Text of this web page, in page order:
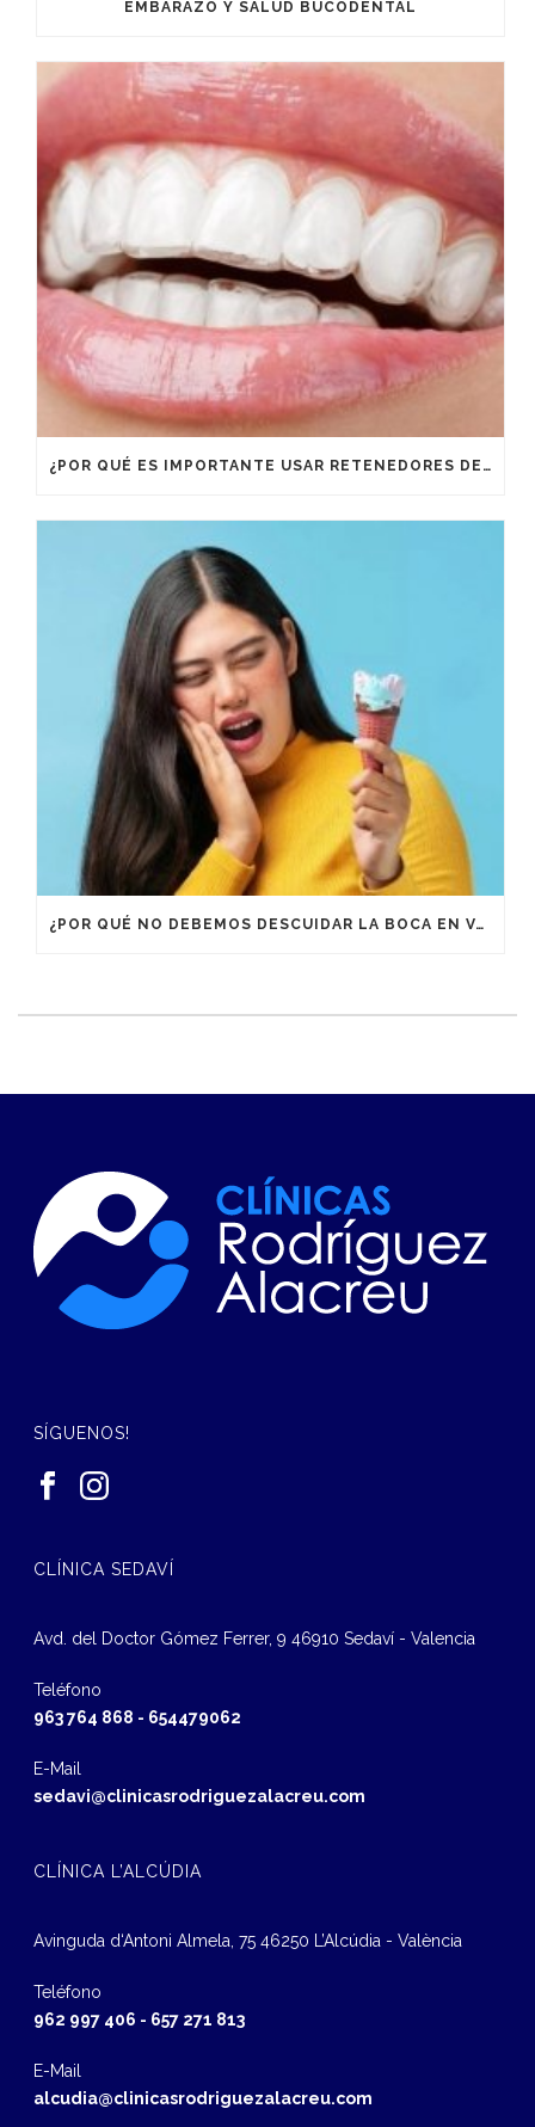
EMBARAZO Y SALUD BUCODENTAL
¿POR QUÉ ES IMPORTANTE USAR RETENEDORES DESPUÉS DE UN TRATAMIENTO DE ORTODONCIA?
¿POR QUÉ NO DEBEMOS DESCUIDAR LA BOCA EN VACACIONES?
SÍGUENOS!
CLÍNICA SEDAVÍ
Avd. del Doctor Gómez Ferrer, 9 46910 Sedaví - Valencia
Teléfono
963 764 868 - 654479062
E-Mail
sedavi@clinicasrodriguezalacreu.com
CLÍNICA L’ALCÚDIA
Avinguda d‘Antoni Almela, 75 46250 L’Alcúdia - València
Teléfono
962 997 406 - 657 271 813
E-Mail
alcudia@clinicasrodriguezalacreu.com